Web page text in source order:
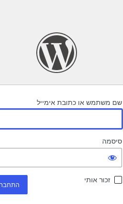
שם משתמש או כתובת אימייל
סיסמה
זכור אותי